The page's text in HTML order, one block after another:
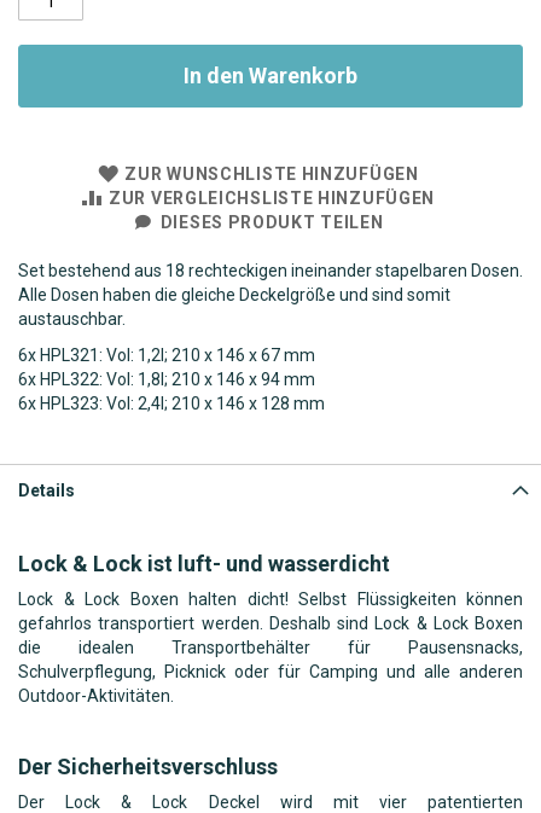
In den Warenkorb
ZUR WUNSCHLISTE HINZUFÜGEN
ZUR VERGLEICHSLISTE HINZUFÜGEN
DIESES PRODUKT TEILEN
Set bestehend aus 18 rechteckigen ineinander stapelbaren Dosen.
Alle Dosen haben die gleiche Deckelgröße und sind somit
austauschbar.
6x HPL321: Vol: 1,2l; 210 x 146 x 67 mm
6x HPL322: Vol: 1,8l; 210 x 146 x 94 mm
6x HPL323: Vol: 2,4l; 210 x 146 x 128 mm
Details
Lock & Lock ist luft- und wasserdicht
Lock & Lock Boxen halten dicht! Selbst Flüssigkeiten können
gefahrlos transportiert werden. Deshalb sind Lock & Lock Boxen
die idealen Transportbehälter für Pausensnacks,
Schulverpflegung, Picknick oder für Camping und alle anderen
Outdoor-Aktivitäten.
Der Sicherheitsverschluss
Der Lock & Lock Deckel wird mit vier patentierten